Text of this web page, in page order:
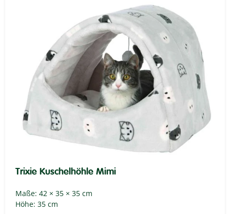
Trixie Kuschelhöhle Mimi
Maße: 42 × 35 × 35 cm
Höhe: 35 cm